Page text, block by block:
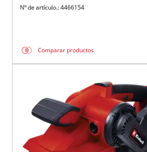
Nº de artículo.: 4466154
Comparar productos